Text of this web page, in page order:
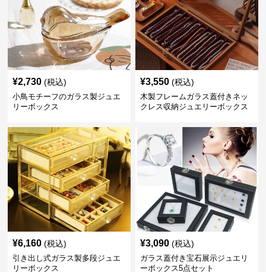
¥2,730 (税込)
小鳥モチーフのガラス製ジュエ
リーボックス
¥3,550 (税込)
木製フレームガラス蓋付きネッ
クレス収納ジュエリーボックス
¥6,160 (税込)
引き出し式ガラス製多段ジュエ
リーボックス
¥3,090 (税込)
ガラス蓋付き宝石展示ジュエリ
ーボックス5点セット